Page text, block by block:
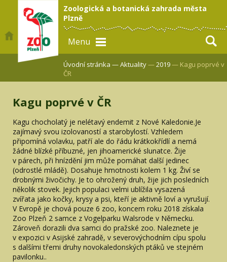
Zoologická a botanická zahrada města
Plzně
Menu
Úvodní stránka —Aktuality—2019— Kagu poprvé v
ČR
Kagu poprvé v ČR
Kagu chocholatý je nelétavý endemit z Nové Kaledonie.Je
zajímavý svou izolovaností a starobylostí. Vzhledem
připomíná volavku, patří ale do řádu krátkokřídlí a nemá
žádné blízké příbuzné, jen jihoamerické slunatce. Žije
v párech, při hnízdění jim může pomáhat další jedinec
(odrostlé mládě). Dosahuje hmotnosti kolem 1 kg. Živí se
drobnými živočichy. Je to ohrožený druh, žije jich posledních
několik stovek. Jejich populaci velmi ublížila vysazená
zvířata jako kočky, krysy a psi, kteří je aktivně loví a vyrušují.
V Evropě je chová pouze 6 zoo, koncem roku 2018 získala
Zoo Plzeň 2 samce z Vogelparku Walsrode v Německu.
Zároveň dorazili dva samci do pražské zoo. Naleznete je
v expozici v Asijské zahradě, v severovýchodním cípu spolu
s dalšími třemi druhy novokaledonských ptáků ve stejném
pavilonku..